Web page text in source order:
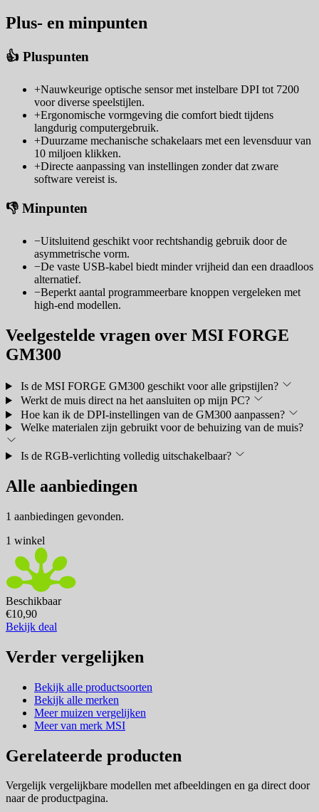
Plus- en minpunten
👍 Pluspunten
+Nauwkeurige optische sensor met instelbare DPI tot 7200
voor diverse speelstijlen.
+Ergonomische vormgeving die comfort biedt tijdens
langdurig computergebruik.
+Duurzame mechanische schakelaars met een levensduur van
10 miljoen klikken.
+Directe aanpassing van instellingen zonder dat zware
software vereist is.
👎 Minpunten
−Uitsluitend geschikt voor rechtshandig gebruik door de
asymmetrische vorm.
−De vaste USB-kabel biedt minder vrijheid dan een draadloos
alternatief.
−Beperkt aantal programmeerbare knoppen vergeleken met
high-end modellen.
Veelgestelde vragen over MSI FORGE
GM300
Is de MSI FORGE GM300 geschikt voor alle gripstijlen?
Werkt de muis direct na het aansluiten op mijn PC?
Hoe kan ik de DPI-instellingen van de GM300 aanpassen?
Welke materialen zijn gebruikt voor de behuizing van de muis?
Is de RGB-verlichting volledig uitschakelbaar?
Alle aanbiedingen
1 aanbiedingen gevonden.
1 winkel
Beschikbaar
€10,90
Bekijk deal
Verder vergelijken
Bekijk alle productsoorten
Bekijk alle merken
Meer muizen vergelijken
Meer van merk MSI
Gerelateerde producten
Vergelijk vergelijkbare modellen met afbeeldingen en ga direct door
naar de productpagina.